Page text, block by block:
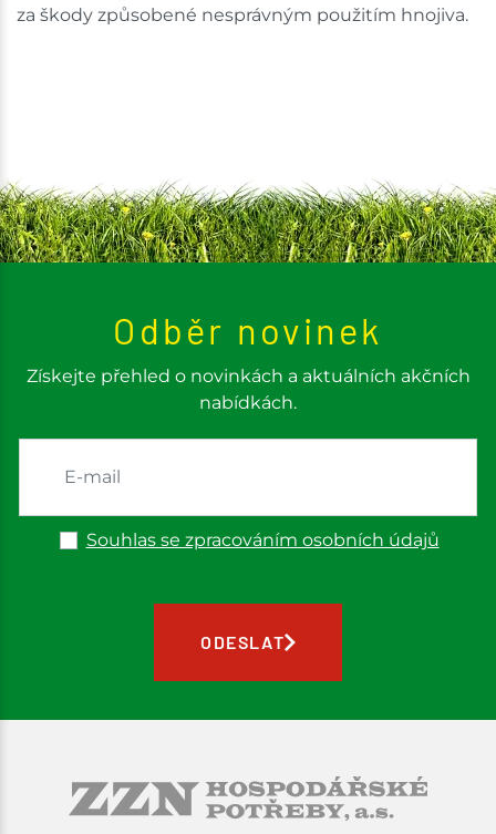
za škody způsobené nesprávným použitím hnojiva.
Odběr novinek
Získejte přehled o novinkách a aktuálních akčních
nabídkách.
Souhlas se zpracováním osobních údajů
ODESLAT